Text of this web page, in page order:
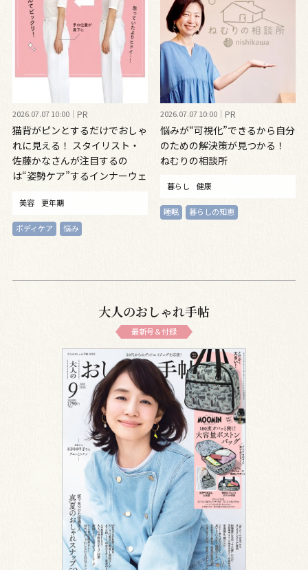
2026.07.07 10:00 PR
猫背がピンとするだけでおしゃ
れに見える！ スタイリスト・
佐藤かなさんが注目するの
は“姿勢ケア”するインナーウェ
美容 更年期
ボディケア 悩み
2026.07.07 10:00 PR
悩みが“可視化”できるから自分
のための解決策が見つかる！
ねむりの相談所
暮らし 健康
睡眠 暮らしの知恵
大人のおしゃれ手帖
最新号＆付録